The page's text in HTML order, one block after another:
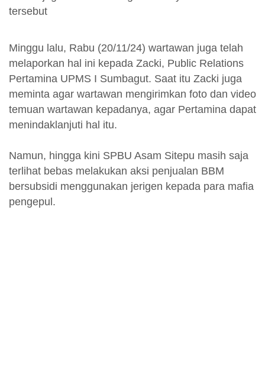
tersebut
Minggu lalu, Rabu (20/11/24) wartawan juga telah
melaporkan hal ini kepada Zacki, Public Relations
Pertamina UPMS I Sumbagut. Saat itu Zacki juga
meminta agar wartawan mengirimkan foto dan video
temuan wartawan kepadanya, agar Pertamina dapat
menindaklanjuti hal itu.
Namun, hingga kini SPBU Asam Sitepu masih saja
terlihat bebas melakukan aksi penjualan BBM
bersubsidi menggunakan jerigen kepada para mafia
pengepul.